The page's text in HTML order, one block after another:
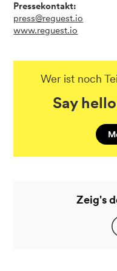
Pressekontakt:
press@reguest.io
www.reguest.io
Wer ist noch
Say
Zeig's